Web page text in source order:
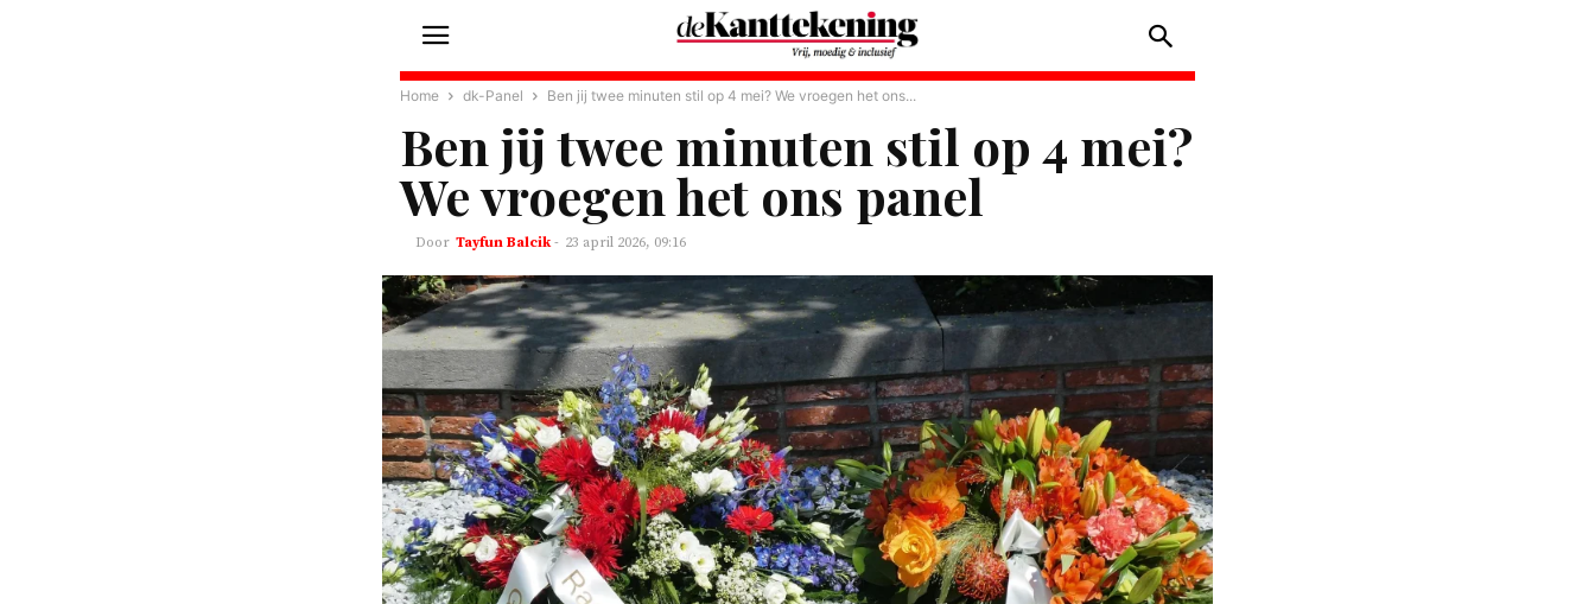
Home dk-Panel Ben jij twee minuten stil op 4 mei? We vroegen het ons...
Ben jij twee minuten stil op 4 mei?
We vroegen het ons panel
Tayfun Balcik - 23 april 2026, 09:16